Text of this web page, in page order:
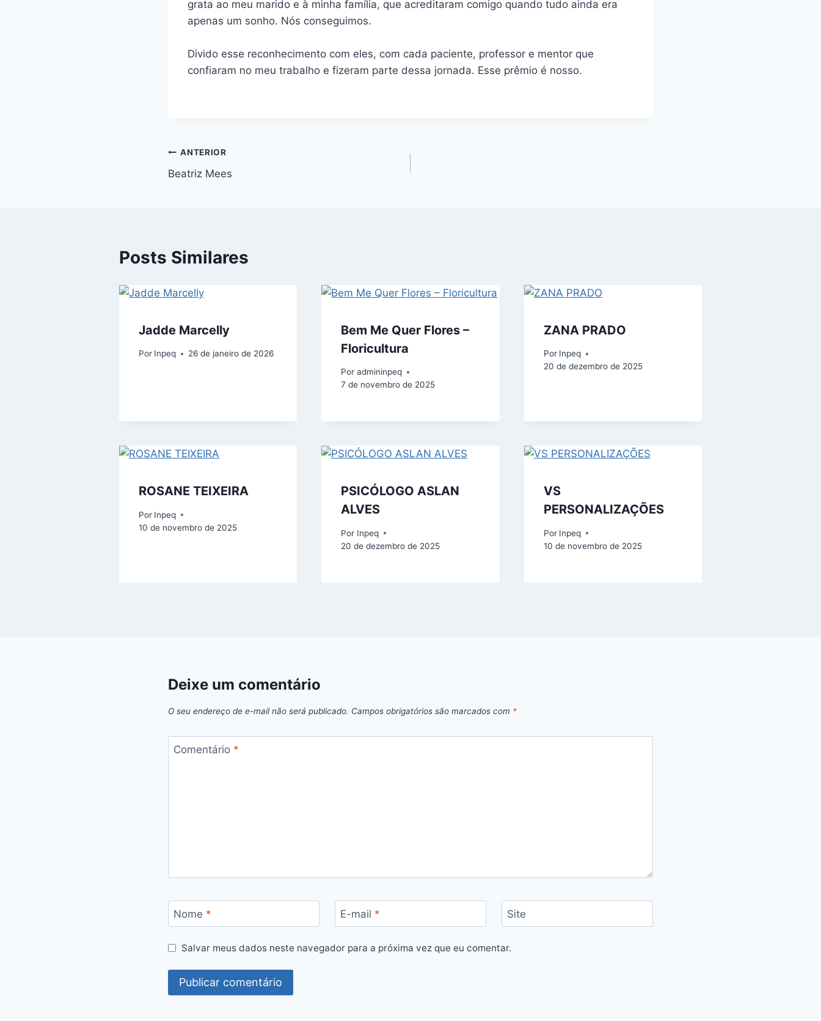
grata ao meu marido e à minha família, que acreditaram comigo quando tudo ainda era
apenas um sonho. Nós conseguimos.
Divido esse reconhecimento com eles, com cada paciente, professor e mentor que
confiaram no meu trabalho e fizeram parte dessa jornada. Esse prêmio é nosso.
ANTERIOR
Beatriz Mees
Posts Similares
Jadde Marcelly
Por Inpeq 26 de janeiro de 2026
Bem Me Quer Flores –
Floricultura
Por admininpeq
7 de novembro de 2025
ZANA PRADO
Por Inpeq
20 de dezembro de 2025
ROSANE TEIXEIRA
Por Inpeq
10 de novembro de 2025
PSICÓLOGO ASLAN
ALVES
Por Inpeq
20 de dezembro de 2025
VS
PERSONALIZAÇÕES
Por Inpeq
10 de novembro de 2025
Deixe um comentário
O seu endereço de e-mail não será publicado. Campos obrigatórios são marcados com *
Comentário *
Nome * E-mail * Site
Salvar meus dados neste navegador para a próxima vez que eu comentar.